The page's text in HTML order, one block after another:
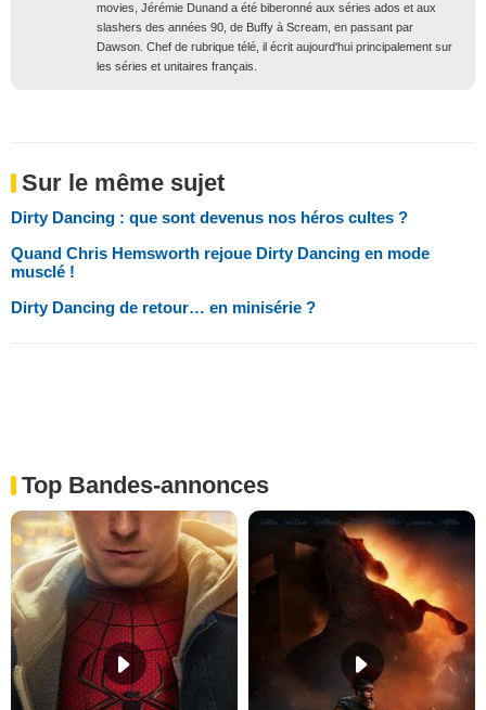
movies, Jérémie Dunand a été biberonné aux séries ados et aux
slashers des années 90, de Buffy à Scream, en passant par
Dawson. Chef de rubrique télé, il écrit aujourd'hui principalement sur
les séries et unitaires français.
Sur le même sujet
Dirty Dancing : que sont devenus nos héros cultes ?
Quand Chris Hemsworth rejoue Dirty Dancing en mode
musclé !
Dirty Dancing de retour… en minisérie ?
Top Bandes-annonces